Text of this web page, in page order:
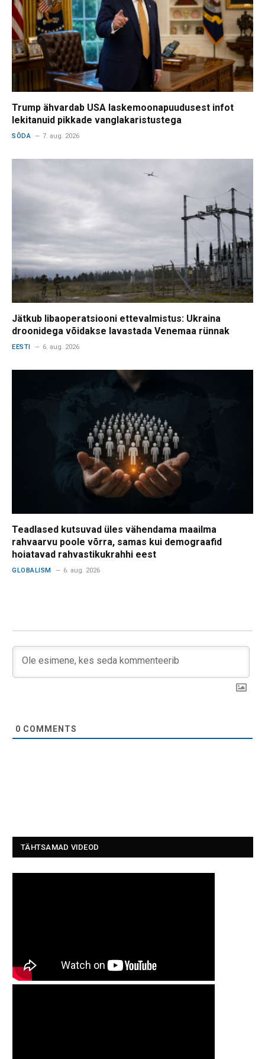
Trump ähvardab USA laskemoonapuudusest infot
lekitanuid pikkade vanglakaristustega
SÕDA 7. aug. 2026
Jätkub libaoperatsiooni ettevalmistus: Ukraina
droonidega võidakse lavastada Venemaa rünnak
EESTI 6. aug. 2026
Teadlased kutsuvad üles vähendama maailma
rahvaarvu poole võrra, samas kui demograafid
hoiatavad rahvastikukrahhi eest
GLOBALISM 6. aug. 2026
0 COMMENTS
TÄHTSAMAD VIDEOD